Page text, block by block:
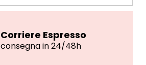
Corriere Espresso
consegna in 24/48h